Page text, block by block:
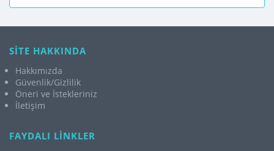
SİTE HAKKINDA
Hakkımızda
Güvenlik/Gizlilik
Öneri ve İstekleriniz
İletişim
FAYDALI LİNKLER